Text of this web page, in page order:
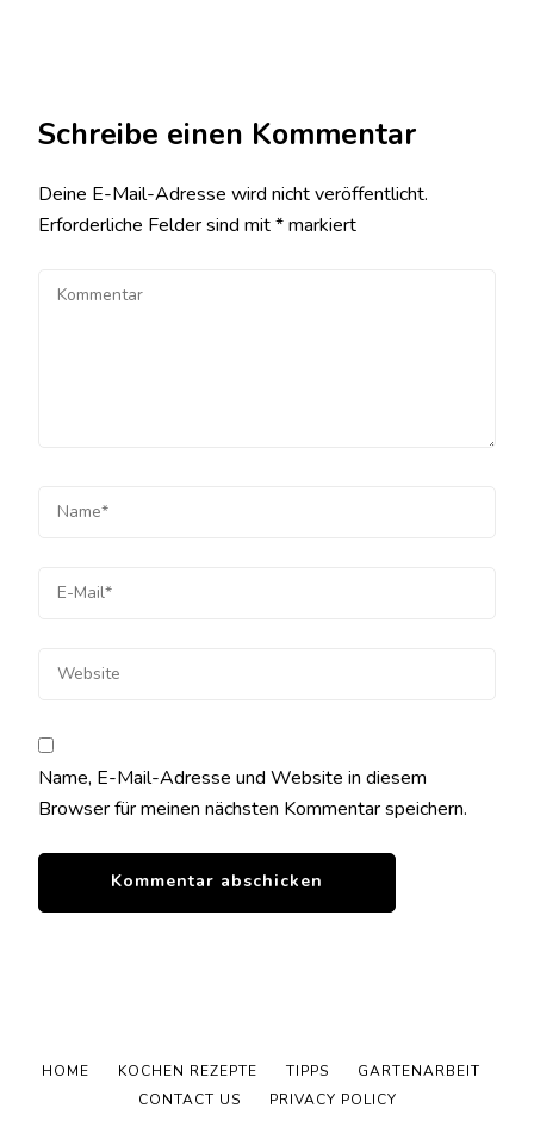
Schreibe einen Kommentar
Deine E-Mail-Adresse wird nicht veröffentlicht.
Erforderliche Felder sind mit*markiert
Name, E-Mail-Adresse und Website in diesem
Browser für meinen nächsten Kommentar speichern.
HOME KOCHEN REZEPTE TIPPS
GARTENARBEIT
CONTACT US
PRIVACY POLICY